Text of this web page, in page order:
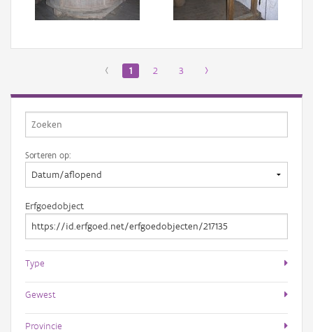
‹ 1 2 3 ›
Sorteren op:
Erfgoedobject
Type
Gewest
Provincie